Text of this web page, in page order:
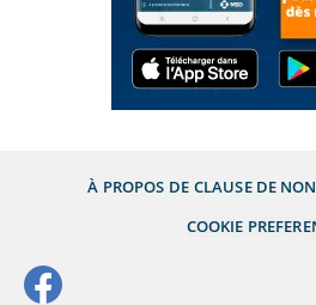
À PROPOS DE CLAUSE DE
COOKIE